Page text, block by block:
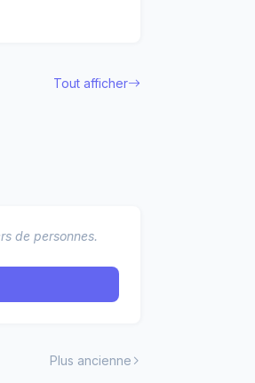
Tout afficher
de personnes.
Plus ancienne